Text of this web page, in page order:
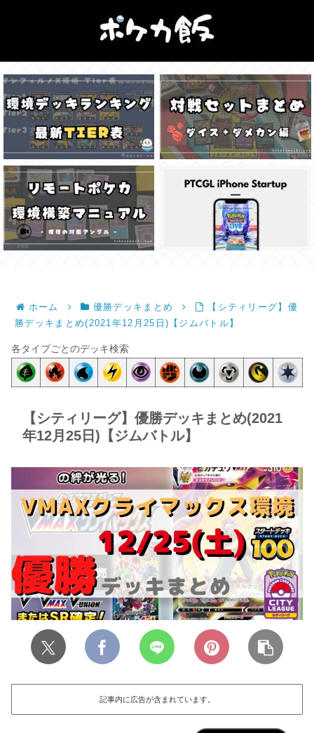
ホーム 優勝デッキまとめ
【シティリーグ】優
勝デッキまとめ(2021年12月25日)【ジムバトル】
各タイプごとのデッキ検索
【シティリーグ】優勝デッキまとめ(2021
年12月25日)【ジムバトル】
記事内に広告が含まれています。